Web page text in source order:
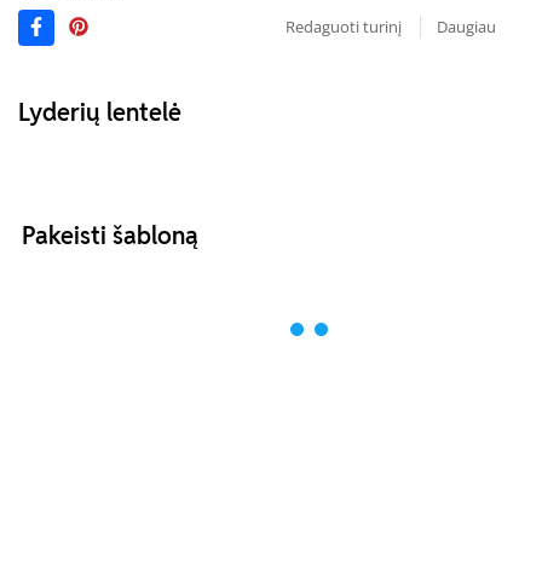
Redaguoti turinį
Daugiau
Lyderių lentelė
Pakeisti šabloną